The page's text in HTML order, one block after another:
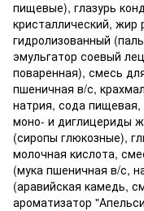
пищевые), глазурь
кристаллический, жир
гидролизованный
эмульгатор соевый
поваренная), смесь
пшеничная в/с,
натрия, сода пищевая,
моно- и диглицериды
(сиропы глюкозные),
молочная кислота,
(мука пшеничная в/с,
(аравийская камедь,
ароматизатор